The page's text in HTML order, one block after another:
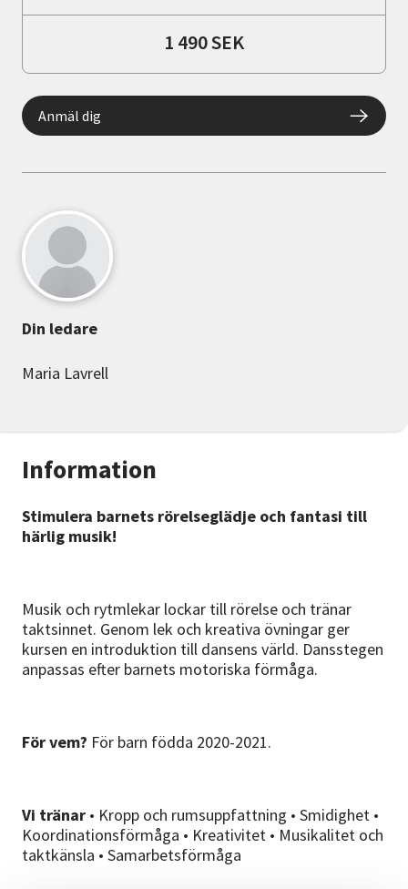
Information
Stimulera barnets rörelseglädje och fantasi till
härlig musik!
Musik och rytmlekar lockar till rörelse och tränar
taktsinnet. Genom lek och kreativa övningar ger
kursen en introduktion till dansens värld. Dansstegen
anpassas efter barnets motoriska förmåga.
För vem? För barn födda 2020-2021.
Vi tränar • Kropp och rumsuppfattning • Smidighet •
Koordinationsförmåga • Kreativitet • Musikalitet och
taktkänsla • Samarbetsförmåga
1 490 SEK
Anmäl dig
Din ledare
Maria Lavrell